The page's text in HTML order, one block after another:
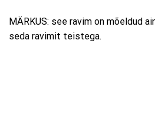
MÄRKUS: see ravim on mõeldud
seda ravimit teistega.